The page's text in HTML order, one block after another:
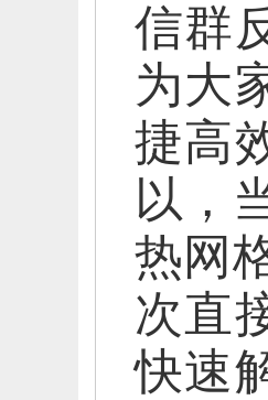
信群
为大
捷高
以，
热网
次直
快速